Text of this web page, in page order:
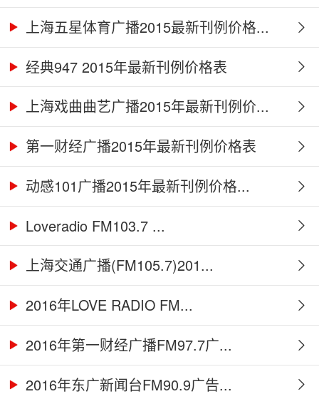
上海五星体育广播2015最新刊例价格...
经典947 2015年最新刊例价格表
上海戏曲曲艺广播2015年最新刊例价...
第一财经广播2015年最新刊例价格表
动感101广播2015年最新刊例价格...
Loveradio FM103.7 ...
上海交通广播(FM105.7)201...
2016年LOVE RADIO FM...
2016年第一财经广播FM97.7广...
2016年东广新闻台FM90.9广告...